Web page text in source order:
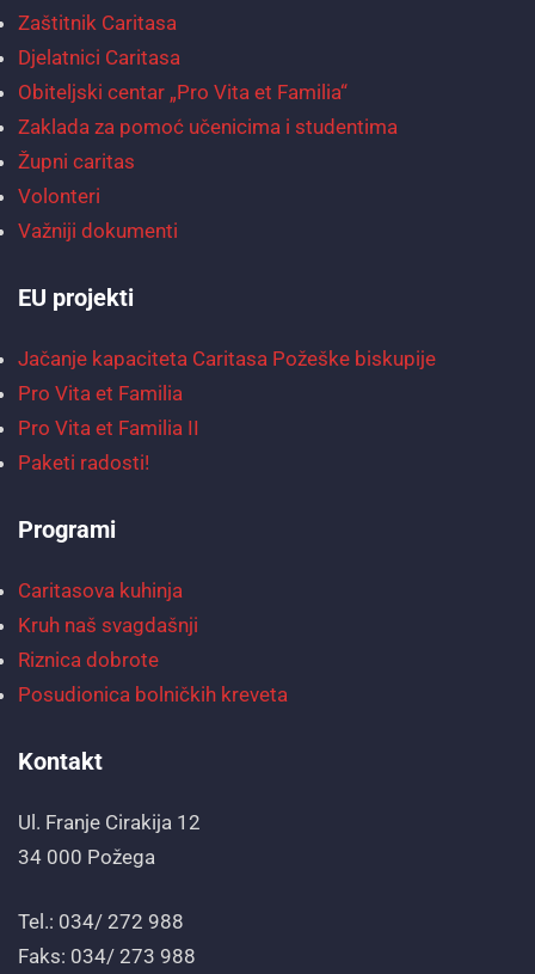
Zaštitnik Caritasa
Djelatnici Caritasa
Obiteljski centar „Pro Vita et Familia“
Zaklada za pomoć učenicima i studentima
Župni caritas
Volonteri
Važniji dokumenti
EU projekti
Jačanje kapaciteta Caritasa Požeške biskupije
Pro Vita et Familia
Pro Vita et Familia II
Paketi radosti!
Programi
Caritasova kuhinja
Kruh naš svagdašnji
Riznica dobrote
Posudionica bolničkih kreveta
Kontakt
Ul. Franje Cirakija 12
34 000 Požega
Tel.: 034/ 272 988
Faks: 034/ 273 988